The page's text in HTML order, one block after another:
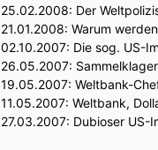
25.02.2008: Der
21.01.2008: Warum
02.10.2007: Die sog. US-
26.05.2007:
19.05.2007: Weltbank-
11.05.2007: Weltbank,
27.03.2007: Dubioser US-